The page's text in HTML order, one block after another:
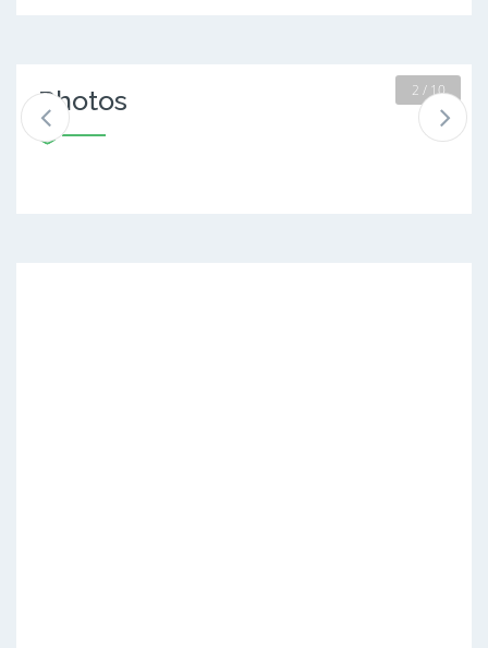
Photos 2 / 10